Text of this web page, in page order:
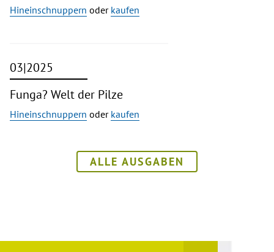
Hineinschnuppern oder kaufen
03|2025
Funga? Welt der Pilze
Hineinschnuppern oder kaufen
ALLE AUSGABEN